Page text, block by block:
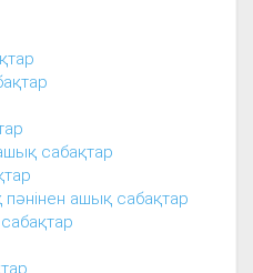
сабақтар
ашық сабақтар